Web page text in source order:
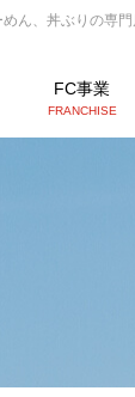
めん、丼ぶりの専門
FC事業
FRANCHISE